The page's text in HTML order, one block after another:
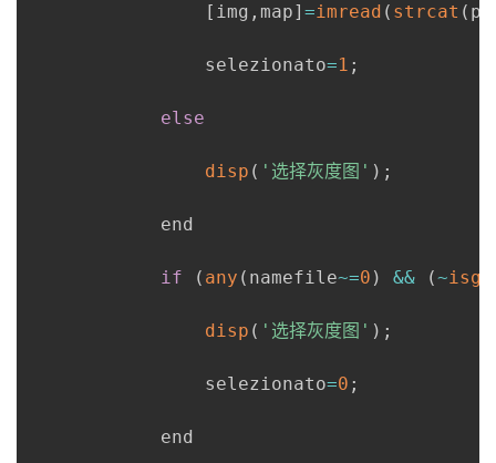
[ img , map] =imread ( strcat (
                selezionato
=1 ;
else
disp ( '选择灰度图' ) ;
            end
if ( any ( namefile~=0 ) && (~
disp ( '选择灰度图' ) ;
                selezionato
=0 ;
            end